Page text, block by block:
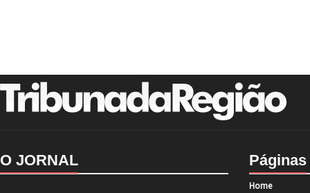
O JORNAL Páginas
Home